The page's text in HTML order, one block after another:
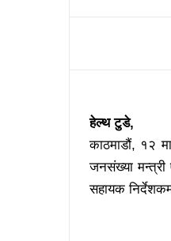
हेल्थ टुडे,
काठमाडौं, १२
जनसंख्या मन्त्री
सहायक